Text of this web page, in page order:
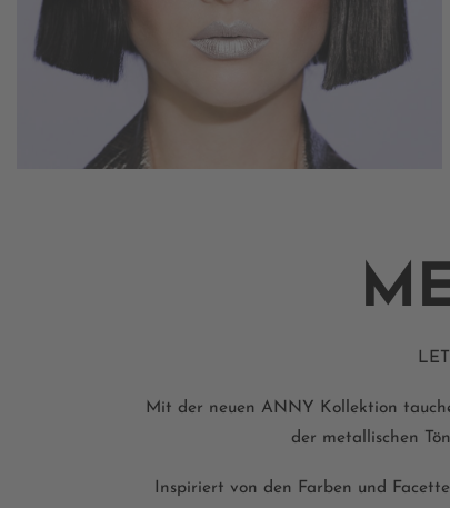
Mit der neuen ANNY Kollektion
der metallischen
Inspiriert von den Farben und